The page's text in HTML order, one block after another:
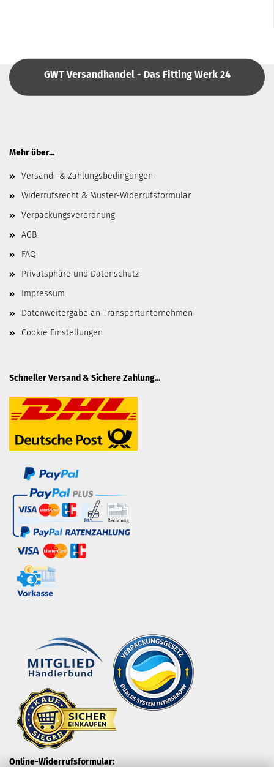
GWT Versandhandel - Das Fitting Werk 24
Mehr über...
Versand- & Zahlungsbedingungen
Widerrufsrecht & Muster-Widerrufsformular
Verpackungsverordnung
AGB
FAQ
Privatsphäre und Datenschutz
Impressum
Datenweitergabe an Transportunternehmen
Cookie Einstellungen
Schneller Versand & Sichere Zahlung...
Online-Widerrufsformular: